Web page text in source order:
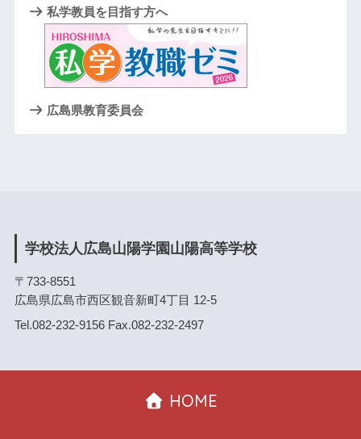
私学教員を目指す方へ
広島県教育委員会
学校法人広島山陽学園山陽高等学校
〒733-8551
広島県広島市西区観音新町4丁目 12-5
Tel.082-232-9156 Fax.082-232-2497
HOME